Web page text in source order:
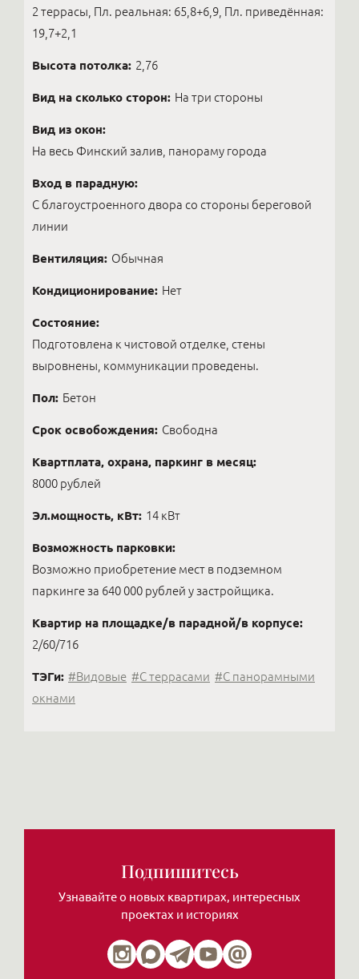
2 террасы, Пл. реальная: 65,8+6,9, Пл. приведённая:
19,7+2,1
Высота потолка: 2,76
Вид на сколько сторон: На три стороны
Вид из окон:
На весь Финский залив, панораму города
Вход в парадную:
С благоустроенного двора со стороны береговой
линии
Вентиляция: Обычная
Кондиционирование: Нет
Состояние:
Подготовлена к чистовой отделке, стены
выровнены, коммуникации проведены.
Пол: Бетон
Срок освобождения: Свободна
Квартплата, охрана, паркинг в месяц:
8000 рублей
Эл.мощность, кВт: 14 кВт
Возможность парковки:
Возможно приобретение мест в подземном
паркинге за 640 000 рублей у застройщика.
Квартир на площадке/в парадной/в корпусе:
2/60/716
ТЭГи: #Видовые #С террасами #С панорамными
окнами
Подпишитесь
Узнавайте о новых квартирах, интересных
проектах и историях